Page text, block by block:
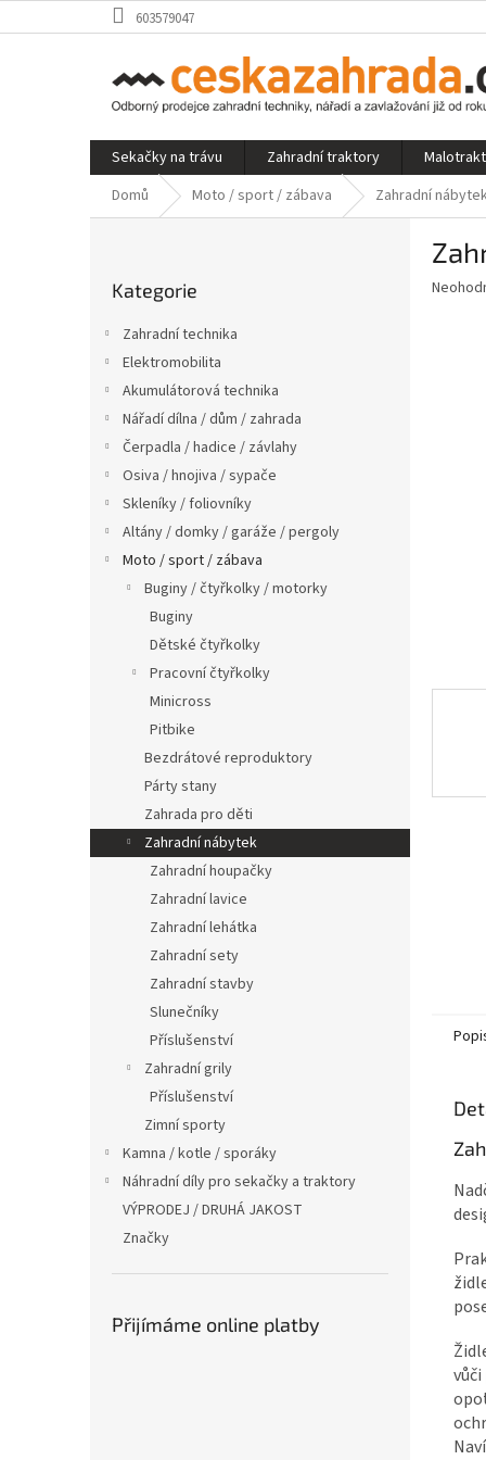
na
603579047
Sekačky na trávu Zahradní traktory
Domů
Moto / sport / zábava Zahradní
kategorie
Kategorie
Zahradní technika
Elektromobilita
Akumulátorová technika
Nářadí dílna / dům / zahrada
Čerpadla / hadice / závlahy
Osiva / hnojiva / sypače
Skleníky / foliovníky
Altány / domky / garáže / pergoly
Moto / sport / zábava
Buginy / čtyřkolky / motorky
Buginy
Dětské čtyřkolky
Pracovní čtyřkolky
Minicross
Pitbike
Bezdrátové reproduktory
Párty stany
Zahrada pro děti
Zahradní nábytek
Zahradní houpačky
Zahradní lavice
Zahradní lehátka
Zahradní sety
Zahradní stavby
Slunečníky
Příslušenství
Zahradní grily
Příslušenství
Zimní sporty
Kamna / kotle / sporáky
Náhradní díly pro sekačky a traktory
VÝPRODEJ / DRUHÁ JAKOST
Značky
Přijímáme online platby